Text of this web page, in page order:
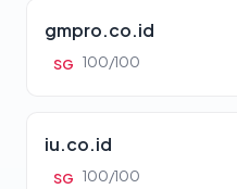
gmpro.co.id
SG 100/100
iu.co.id
SG 100/100